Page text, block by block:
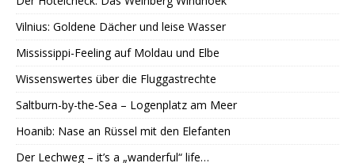
Vilnius: Goldene Dächer und leise Wasser
Mississippi-Feeling auf Moldau und Elbe
Wissenswertes über die Fluggastrechte
Saltburn-by-the-Sea – Logenplatz am Meer
Hoanib: Nase an Rüssel mit den Elefanten
Der Lechweg – it’s a „wanderful“ life…